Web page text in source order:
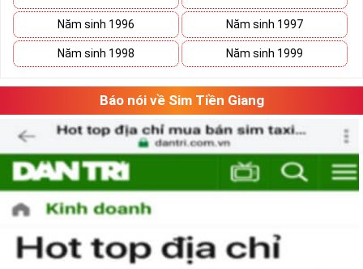
lúcthănglúctrầmnhưng họ sẽ tìm thấy con đường phát triển vững
bền của mình.Năm sinh 1996 Năm sinh 1997
Năm sinh 1998 Năm sinh 1999
Báo nói về Sim Tiền Giang